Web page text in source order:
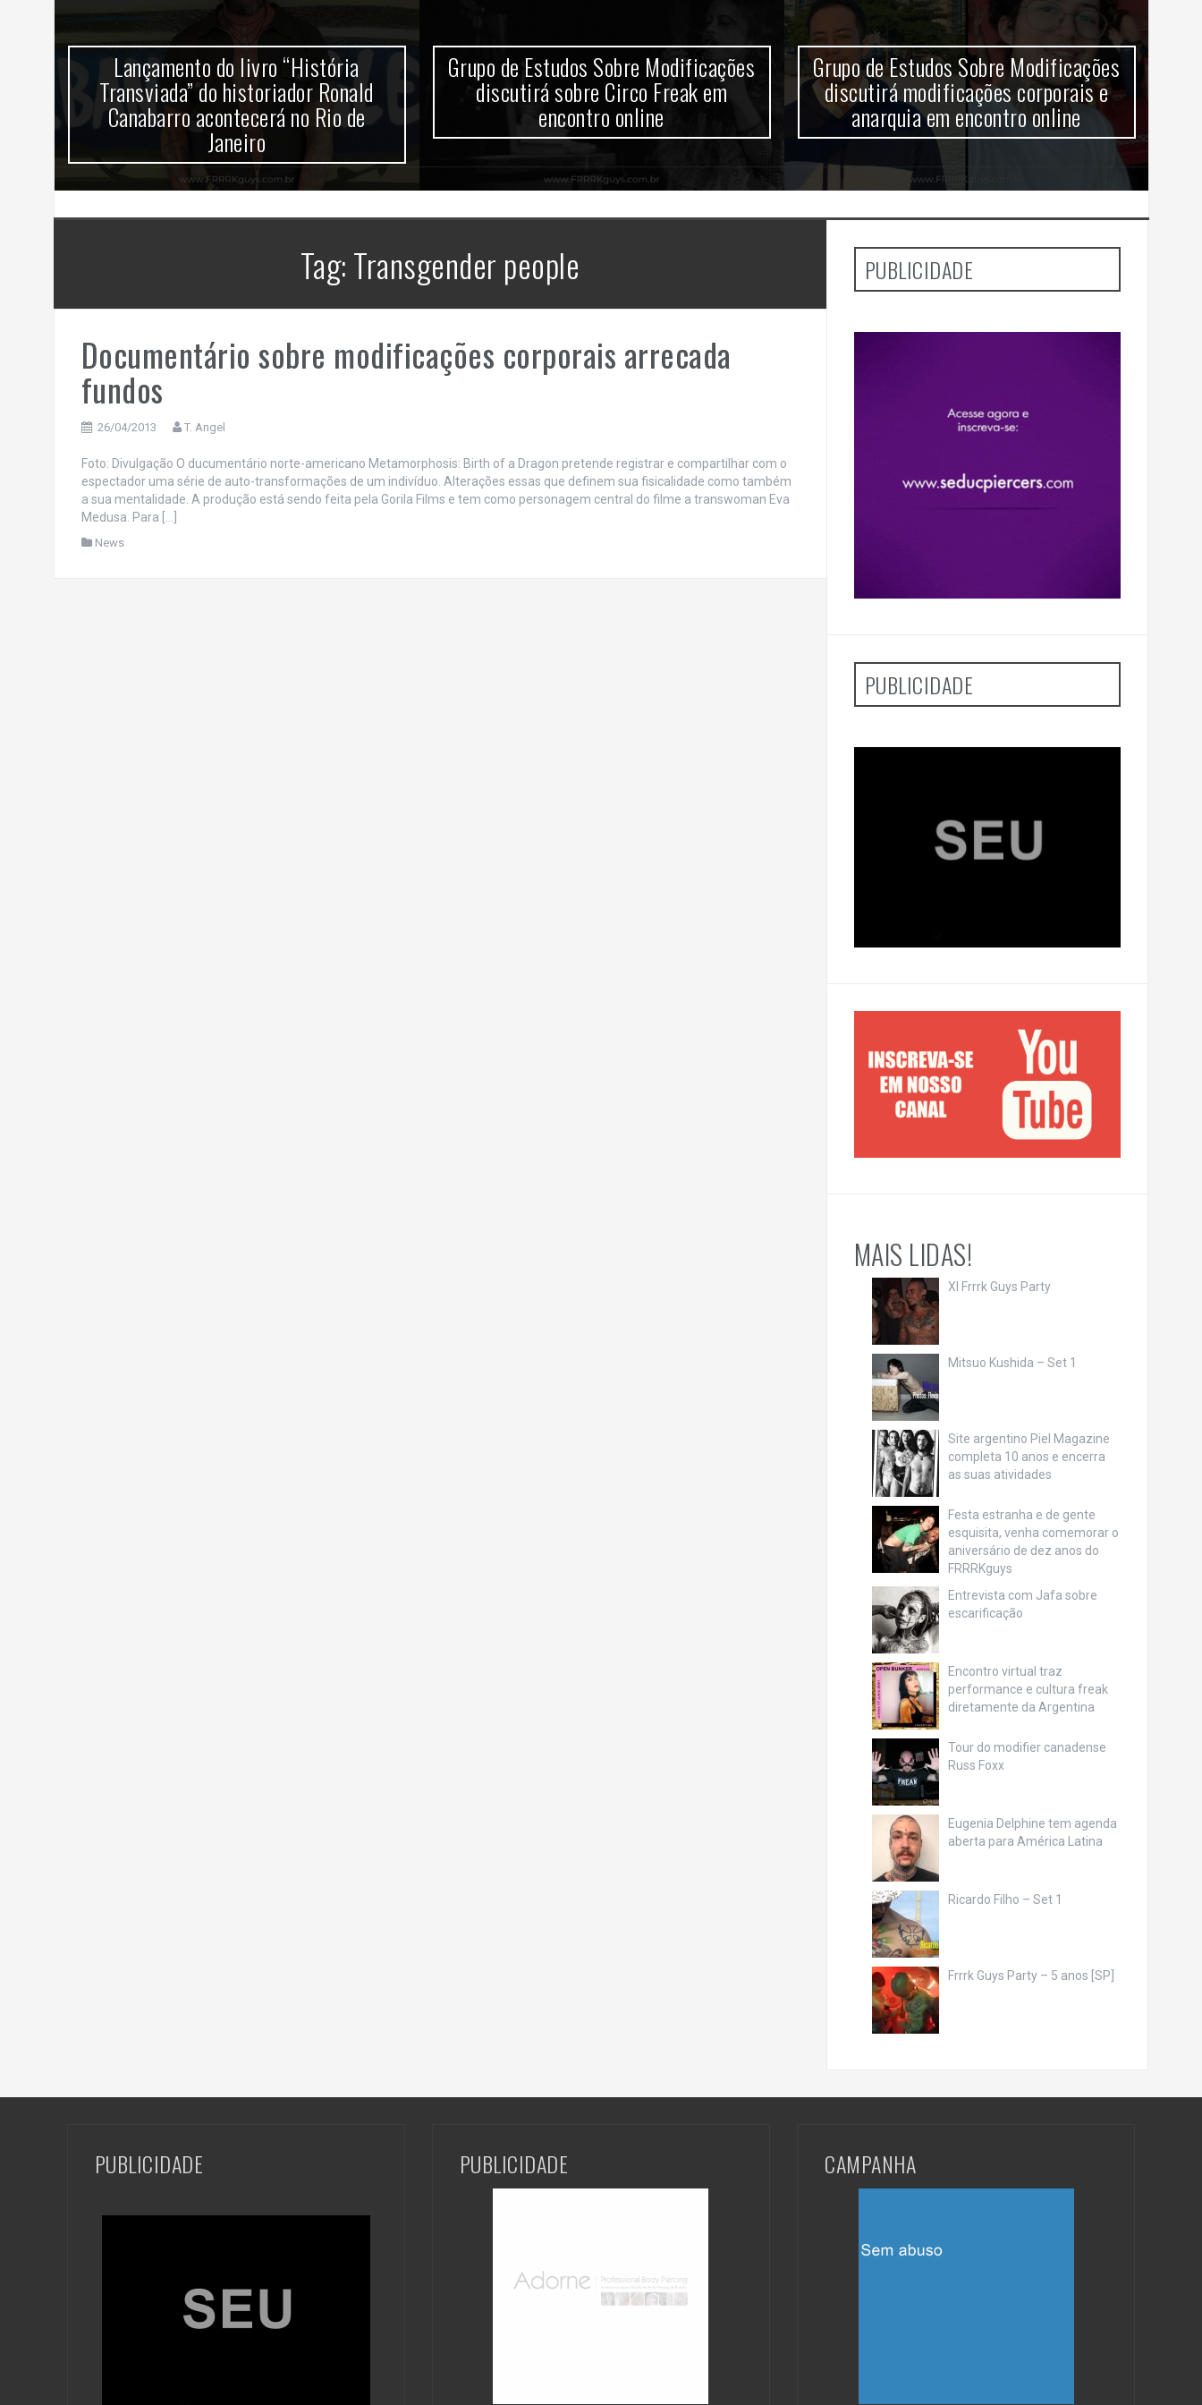
Lançamento do livro “História
Transviada” do historiador Ronald
Canabarro acontecerá no Rio de
Janeiro
Grupo de Estudos Sobre Modificações
discutirá sobre Circo Freak em
encontro online
Grupo de Estudos Sobre Modificações
discutirá modificações corporais e
anarquia em encontro online
Tag:Transgender people
Documentário sobre modificações corporais arrecada
fundos
26/04/2013 T. Angel
Foto: Divulgação O ducumentário norte-americano Metamorphosis: Birth of a Dragon pretende registrar e compartilhar com o
espectador uma série de auto-transformações de um indivíduo. Alterações essas que definem sua fisicalidade como também
a sua mentalidade. A produção está sendo feita pela Gorila Films e tem como personagem central do filme a transwoman Eva
Medusa. Para […]
News
PUBLICIDADE
PUBLICIDADE
MAIS LIDAS!
XI Frrrk Guys Party
Mitsuo Kushida – Set 1
Site argentino Piel Magazine
completa 10 anos e encerra
as suas atividades
Festa estranha e de gente
esquisita, venha comemorar o
aniversário de dez anos do
FRRRKguys
Entrevista com Jafa sobre
escarificação
Encontro virtual traz
performance e cultura freak
diretamente da Argentina
Tour do modifier canadense
Russ Foxx
Eugenia Delphine tem agenda
aberta para América Latina
Ricardo Filho – Set 1
Frrrk Guys Party – 5 anos [SP]
PUBLICIDADE PUBLICIDADE CAMPANHA